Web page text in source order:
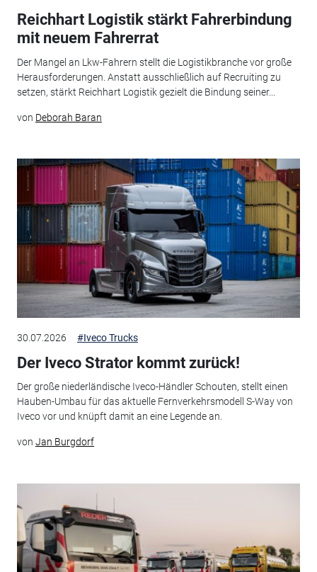
Reichhart Logistik stärkt Fahrerbindung
mit neuem Fahrerrat
Der Mangel an Lkw-Fahrern stellt die Logistikbranche vor große
Herausforderungen. Anstatt ausschließlich auf Recruiting zu
setzen, stärkt Reichhart Logistik gezielt die Bindung seiner...
von Deborah Baran
30.07.2026 #Iveco Trucks
Der Iveco Strator kommt zurück!
Der große niederländische Iveco-Händler Schouten, stellt einen
Hauben-Umbau für das aktuelle Fernverkehrsmodell S-Way von
Iveco vor und knüpft damit an eine Legende an.
von Jan Burgdorf